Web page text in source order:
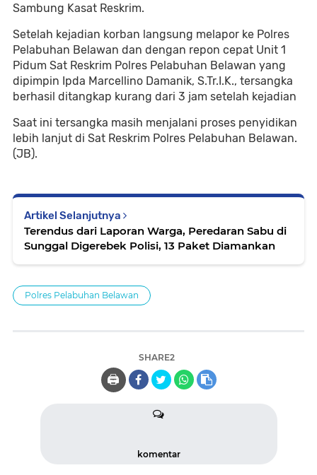
Sambung Kasat Reskrim.
Setelah kejadian korban langsung melapor ke Polres
Pelabuhan Belawan dan dengan repon cepat Unit 1
Pidum Sat Reskrim Polres Pelabuhan Belawan yang
dipimpin Ipda Marcellino Damanik, S.Tr.I.K., tersangka
berhasil ditangkap kurang dari 3 jam setelah kejadian
Saat ini tersangka masih menjalani proses penyidikan
lebih lanjut di Sat Reskrim Polres Pelabuhan Belawan.
(JB).
Artikel Selanjutnya
Terendus dari Laporan Warga, Peredaran Sabu di
Sunggal Digerebek Polisi, 13 Paket Diamankan
Polres Pelabuhan Belawan
SHARE2
🖨️
komentar